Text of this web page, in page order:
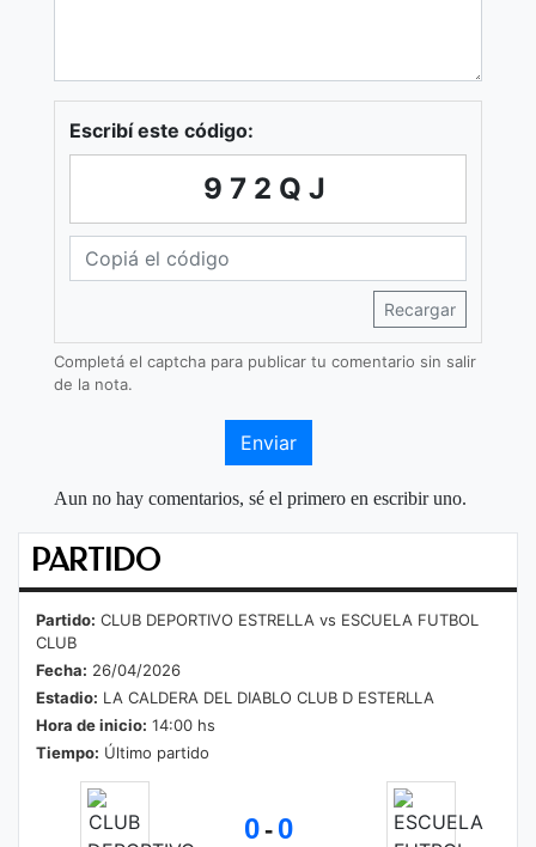
Escribí este código:
972QJ
Recargar
Completá el captcha para publicar tu comentario sin salir
de la nota.
Enviar
Aun no hay comentarios, sé el primero en escribir uno.
PARTIDO
Partido: CLUB DEPORTIVO ESTRELLA vs ESCUELA FUTBOL
CLUB
Fecha: 26/04/2026
Estadio: LA CALDERA DEL DIABLO CLUB D ESTERLLA
Hora de inicio: 14:00 hs
Tiempo: Último partido
0- 0